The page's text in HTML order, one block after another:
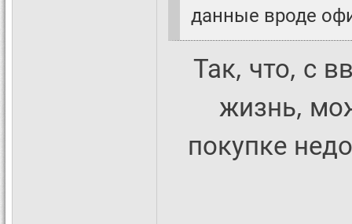
данные вроде
Так, что, с
жизнь,
покупке